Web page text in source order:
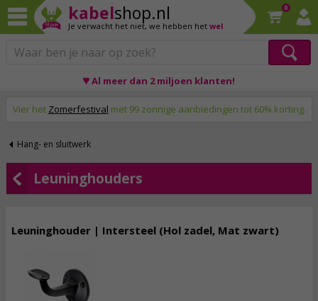
kabelshop.nl
Je verwacht het niet, we hebben het wel
0
♥ Al meer dan 2 miljoen klanten!
Vier het Zomerfestival met 99 zonnige aanbiedingen tot 60% korting.
Hang- en sluitwerk
Leuninghouders
Leuninghouder | Intersteel (Hol zadel, Mat zwart)